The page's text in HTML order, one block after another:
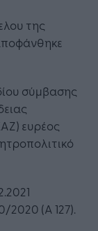
της
σύμβασης
ευρέος
2020 (Α 127).